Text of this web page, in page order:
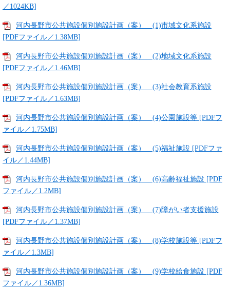
／1024KB]
河内長野市公共施設個別施設計画（案） (1)市域文化系施設
[PDFファイル／1.38MB]
河内長野市公共施設個別施設計画（案） (2)地域文化系施設
[PDFファイル／1.46MB]
河内長野市公共施設個別施設計画（案） (3)社会教育系施設
[PDFファイル／1.63MB]
河内長野市公共施設個別施設計画（案） (4)公園施設等 [PDFフ
ァイル／1.75MB]
河内長野市公共施設個別施設計画（案） (5)福祉施設 [PDFファ
イル／1.44MB]
河内長野市公共施設個別施設計画（案） (6)高齢福祉施設 [PDF
ファイル／1.2MB]
河内長野市公共施設個別施設計画（案） (7)障がい者支援施設
[PDFファイル／1.37MB]
河内長野市公共施設個別施設計画（案） (8)学校施設等 [PDFフ
ァイル／1.3MB]
河内長野市公共施設個別施設計画（案） (9)学校給食施設 [PDF
ファイル／1.36MB]